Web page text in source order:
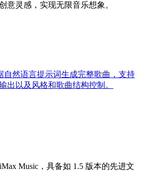
意灵感，实现无限音乐想象。
自然语言提示词生成完整歌曲，支持
出以及风格和歌曲结构控制。
Music，具备如 1.5 版本的先进文